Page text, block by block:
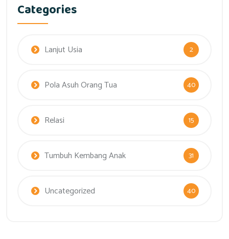
Categories
Lanjut Usia 2
Pola Asuh Orang Tua 40
Relasi 15
Tumbuh Kembang Anak 31
Uncategorized 40